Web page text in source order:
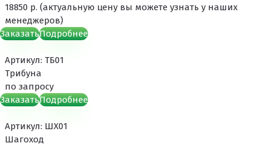
18850 р. (актуальную цену вы можете узнать у наших
менеджеров)
ЗаказатьПодробнее
Артикул: ТБ01
Трибуна
по запросу
ЗаказатьПодробнее
Артикул: ШХ01
Шагоход